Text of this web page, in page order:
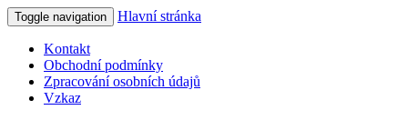
Toggle navigation Hlavní stránka
Kontakt
Obchodní podmínky
Zpracování osobních údajů
Vzkaz